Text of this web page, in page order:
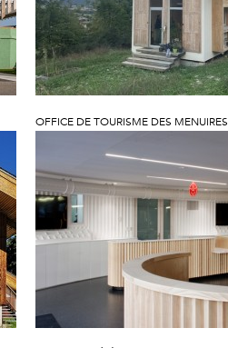
OFFICE DE TOURISME DES MENUIRES